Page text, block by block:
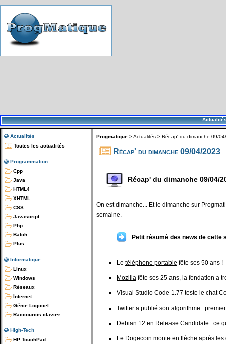
Actualités
Toutes les actualités
Programmation
Cpp
Java
HTML4
XHTML
CSS
Javascript
Php
Batch
Plus...
Informatique
Linux
Windows
Réseaux
Internet
Génie Logiciel
Raccourcis clavier
High-Tech
HP TouchPad
Progmatique >Actualités > Récap' du dimanche 09/
Récap' du dimanche 09/04/2023
Récap' du dimanche 09/04/
On est dimanche... Et le dimanche sur
semaine.
Petit résumé des news de cette
Le téléphone portable fête ses 50 ans !
Mozilla fête ses 25 ans, la fondation a
Visual Studio Code 1.77 teste le chat
Twitter a publié son algorithme :
Debian 12 en Release Candidate : ce
Le Dogecoin monte en flèche après